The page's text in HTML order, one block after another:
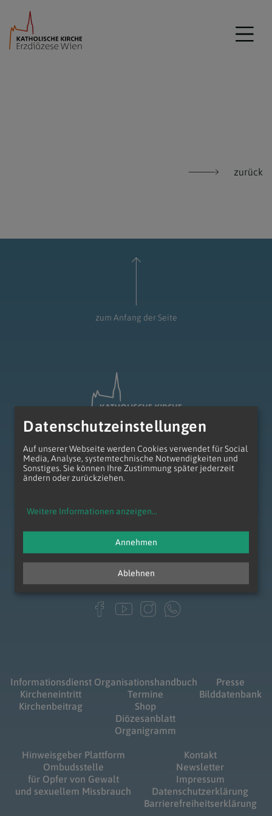
zurück
zum Anfang der Seite
Erzdiözese Wien
1010 Wien
Tel.: +43 1 51552 - 0
anliegen@edw.or.at
Informationsdienst
Kircheneintritt
Kirchenbeitrag
Organisationshandbuch
Termine
Shop
Diözesanblatt
Organigramm
Presse
Bilddatenbank
Hinweisgeber Plattform
Ombudsstelle
für Opfer von Gewalt
und sexuellem Missbrauch
Kontakt
Newsletter
Impressum
Datenschutzerklärung
Barrierefreiheitserklärung
Datenschutzeinstellungen
Auf unserer Webseite werden Cookies verwendet für Social
Media, Analyse, systemtechnische Notwendigkeiten und
Sonstiges. Sie können Ihre Zustimmung später jederzeit
ändern oder zurückziehen.
Weitere Informationen anzeigen...
Ablehnen
Annehmen